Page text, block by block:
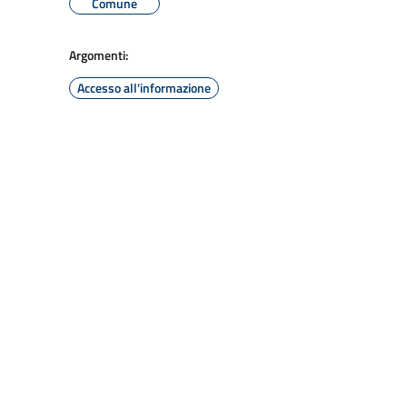
Argomenti:
Accesso all'informazione